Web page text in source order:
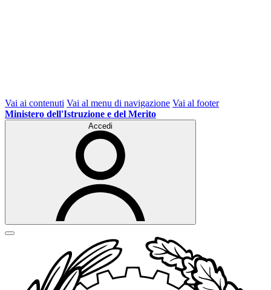
Vai ai contenuti Vai al menu di navigazione Vai al footer
Ministero dell'Istruzione e del Merito
Accedi